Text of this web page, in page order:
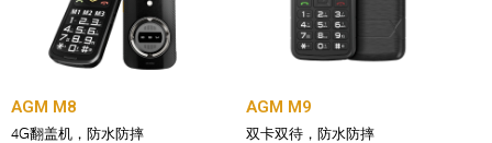
AGM M8
4G翻盖机，防水防摔
AGM M9
双卡双待，防水防摔